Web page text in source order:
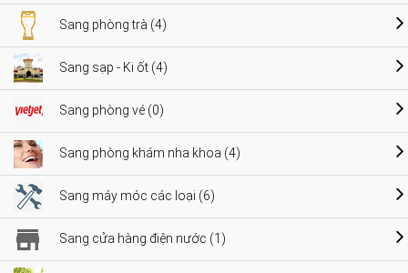
Sang phòng trà (4)
Sang sạp - Ki ốt (4)
Sang phòng vé (0)
Sang phòng khám nha khoa (4)
Sang máy móc các loại (6)
Sang cửa hàng điện nước (1)